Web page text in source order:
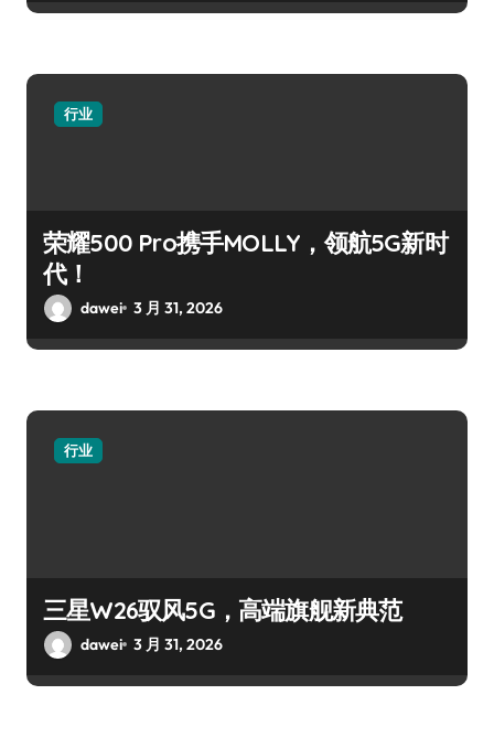
行业
荣耀500 Pro携手MOLLY，领航5G新时
代！
dawei 3 月 31, 2026
行业
三星W26驭风5G，高端旗舰新典范
dawei 3 月 31, 2026